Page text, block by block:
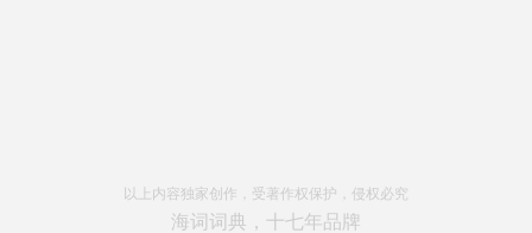
以上内容独家创作，受著作权保护，侵权必究
海词词典，十七年品牌